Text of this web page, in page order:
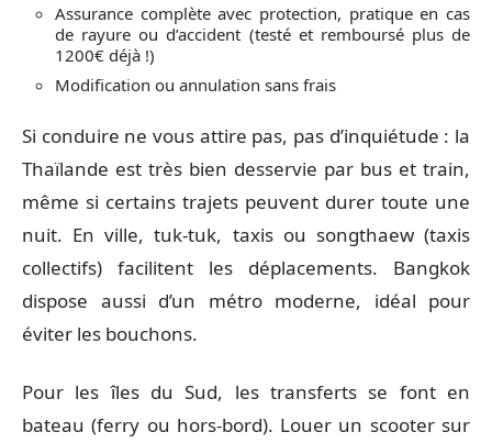
Assurance complète avec protection, pratique en cas
de rayure ou d’accident (testé et remboursé plus de
1200€ déjà !)
Modification ou annulation sans frais
Si conduire ne vous attire pas, pas d’inquiétude : la
Thaïlande est très bien desservie par bus et train,
même si certains trajets peuvent durer toute une
nuit. En ville, tuk-tuk, taxis ou songthaew (taxis
collectifs) facilitent les déplacements. Bangkok
dispose aussi d’un métro moderne, idéal pour
éviter les bouchons.
Pour les îles du Sud, les transferts se font en
bateau (ferry ou hors-bord). Louer un scooter sur